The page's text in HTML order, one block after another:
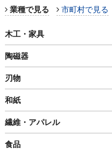
業種で見る 市町村で見る
木工・家具
陶磁器
刃物
和紙
繊維・アパレル
食品